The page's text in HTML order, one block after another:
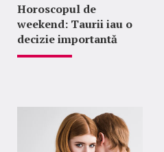
Horoscopul de
weekend: Taurii iau o
decizie importantă